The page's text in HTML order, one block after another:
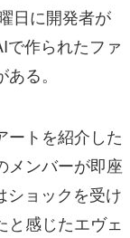
日に開発者が
で作られたファ
る。
ートを紹介した
メンバーが即座
ショックを受け
と感じたエヴェ